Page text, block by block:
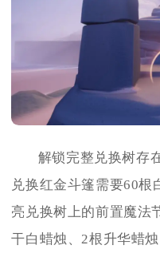
解锁完整兑换树存
兑换红金斗篷需要60根
亮兑换树上的前置魔法
干白蜡烛、2根升华蜡